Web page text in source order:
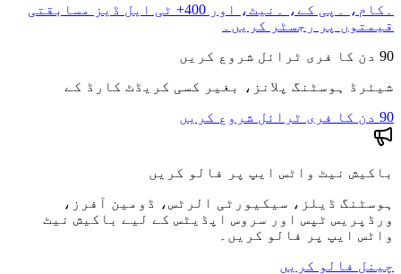
۔کام، ۔پی کے، ۔نیٹ، اور 400+ ٹی ایل ڈیز مسابقتی
قیمتوں پر رجسٹر کریں۔
90 دن کا فری ٹرائل شروع کریں
شیئرڈ ہوسٹنگ پلانز، بغیر کسی کریڈٹ کارڈ کے
90 دن کا فری ٹرائل شروع کریں
باکیش نیٹ واٹس ایپ پر فالو کریں
ہوسٹنگ ڈیلز، سیکیورٹی الرٹس، ڈومین آفرز،
ورڈپریس ٹپس اور سروس اپڈیٹس کے لیے باکیش نیٹ
واٹس ایپ پر فالو کریں۔
چینل فالو کریں